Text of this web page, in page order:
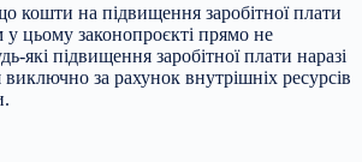
кошти на підвищення заробітної плати
у цьому законопроєкті прямо не
які підвищення заробітної плати наразі
виключно за рахунок внутрішніх ресурсів